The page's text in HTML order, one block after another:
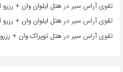
تقوی آراس سیر درهتل ایلوان وان + رزرو
تقوی آراس سیر درهتل ایلوان وان + رزرو
تقوی آراس سیر درهتل توپراک وان +